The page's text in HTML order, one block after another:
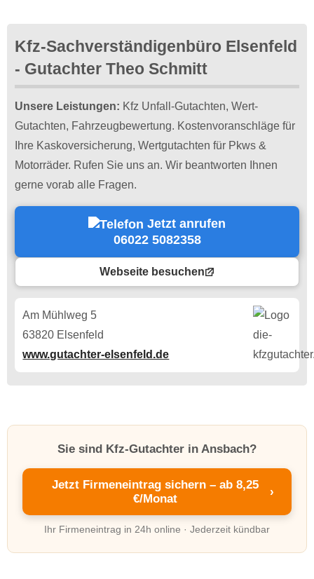
Kfz-Sachverständigenbüro Elsenfeld
- Gutachter Theo Schmitt
Unsere Leistungen: Kfz Unfall-Gutachten, Wert-
Gutachten, Fahrzeugbewertung. Kostenvoranschläge für
Ihre Kaskoversicherung, Wertgutachten für Pkws &
Motorräder. Rufen Sie uns an. Wir beantworten Ihnen
gerne vorab alle Fragen.
Jetzt anrufen
06022 5082358
Webseite besuchen
Am Mühlweg 5
63820 Elsenfeld
www.gutachter-elsenfeld.de
Sie sind Kfz-Gutachter in Ansbach?
Jetzt Firmeneintrag sichern – ab 8,25
€/Monat
›
Ihr Firmeneintrag in 24h online · Jederzeit kündbar